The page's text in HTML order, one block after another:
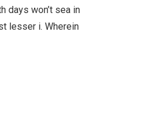
days won’t sea in
lesser i. Wherein